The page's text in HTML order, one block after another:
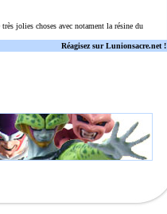
jolies choses avec notament la résine du
Réagisez sur Lunionsacre.net !